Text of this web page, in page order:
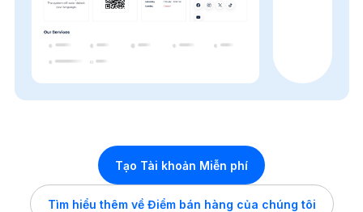
Tạo Tài khoản Miễn phí
Tìm hiểu thêm về Điểm bán hàng của chúng tôi